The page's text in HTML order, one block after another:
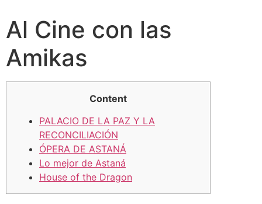
Al Cine con las
Amikas
Content
PALACIO DE LA PAZ Y LA
RECONCILIACIÓN
ÓPERA DE ASTANÁ
Lo mejor de Astaná
House of the Dragon